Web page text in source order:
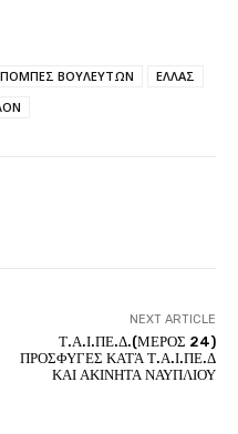
ΒΟΥΛΕΥΤΩΝ
ΕΛΛΑΣ
NEXT ARTICLE
Τ.Α.Ι.ΠΕ.Δ.(ΜΕΡΟΣ 24)
ΠΡΟΣΦΥΓΕΣ ΚΑΤΆ Τ.Α.Ι.ΠΕ.Δ
ΚΑΙ ΑΚΙΝΗΤΑ ΝΑΥΠΛΙΟΥ